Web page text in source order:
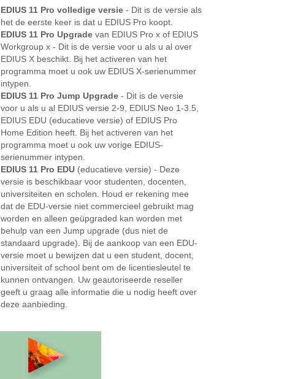
EDIUS 11 Pro volledige versie - Dit is de versie als
het de eerste keer is dat u EDIUS Pro koopt.
EDIUS 11 Pro Upgrade van EDIUS Pro x of EDIUS
Workgroup x - Dit is de versie voor u als u al over
EDIUS X beschikt. Bij het activeren van het
programma moet u ook uw EDIUS X-serienummer
intypen.
EDIUS 11 Pro Jump Upgrade - Dit is de versie
voor u als u al EDIUS versie 2-9, EDIUS Neo 1-3.5,
EDIUS EDU (educatieve versie) of EDIUS Pro
Home Edition heeft. Bij het activeren van het
programma moet u ook uw vorige EDIUS-
serienummer intypen.
EDIUS 11 Pro EDU (educatieve versie) - Deze
versie is beschikbaar voor studenten, docenten,
universiteiten en scholen. Houd er rekening mee
dat de EDU-versie niet commercieel gebruikt mag
worden en alleen geüpgraded kan worden met
behulp van een Jump upgrade (dus niet de
standaard upgrade). Bij de aankoop van een EDU-
versie moet u bewijzen dat u een student, docent,
universiteit of school bent om de licentiesleutel te
kunnen ontvangen. Uw geautoriseerde reseller
geeft u graag alle informatie die u nodig heeft over
deze aanbieding.